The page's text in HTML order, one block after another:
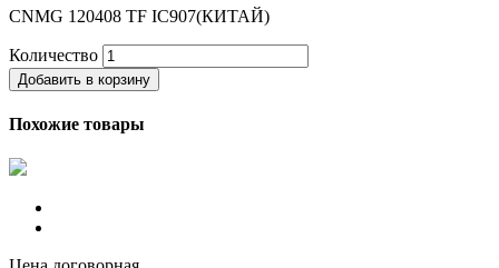
CNMG 120408 TF IC907(КИТАЙ)
Количество
Добавить в корзину
Похожие товары